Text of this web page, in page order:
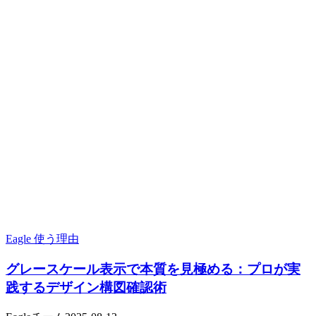
Eagle 使う理由
グレースケール表示で本質を見極める：プロが実
践するデザイン構図確認術